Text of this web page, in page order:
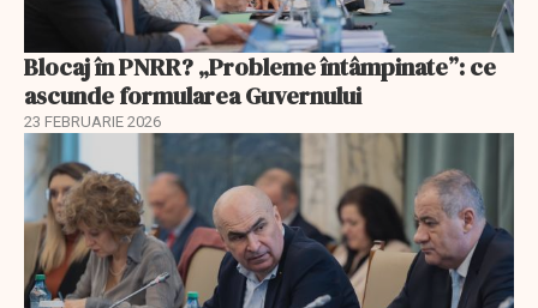
Blocaj în PNRR? „Probleme întâmpinate”: ce
ascunde formularea Guvernului
23 FEBRUARIE 2026